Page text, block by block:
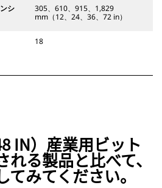
シ
305、610、915、1,829
mm（12、24、36、72 in）
18
IN）産業用ビット
る製品と比べて、
みてください。